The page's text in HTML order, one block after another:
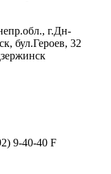
г.Дн-
бул.Героев, 32
9-40-40 F